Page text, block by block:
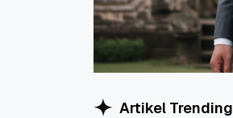
Artikel Trending